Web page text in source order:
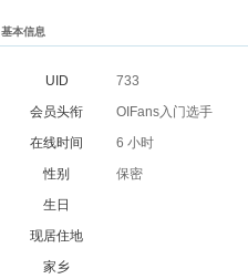
基本信息
UID
733
会员头衔
OIFans入门选手
在线时间
6 小时
性别
保密
生日
现居住地
家乡